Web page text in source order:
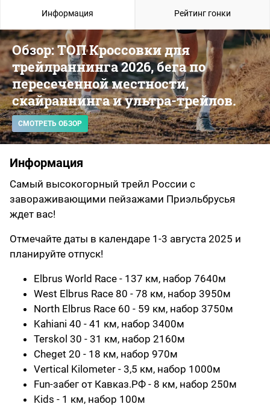
Обзор: ТОП Кроссовки для
трейлраннинга 2026, бега по
пересеченной местности,
скайраннинга и ультра-трейлов.
СМОТРЕТЬ ОБЗОР
Информация
Самый высокогорный трейл России с
завораживающими пейзажами Приэльбрусья
ждет вас!
Отмечайте даты в календаре 1-3 августа 2025 и
планируйте отпуск!
Elbrus World Race - 137 км, набор 7640м
West Elbrus Race 80 - 78 км, набор 3950м
North Elbrus Race 60 - 59 км, набор 3750м
Kahiani 40 - 41 км, набор 3400м
Terskol 30 - 31 км, набор 2160м
Cheget 20 - 18 км, набор 970м
Vertical Kilometer - 3,5 км, набор 1000м
Fun-забег от Кавказ.РФ - 8 км, набор 250м
Kids - 1 км, набор 100м
Информация Рейтинг гонки